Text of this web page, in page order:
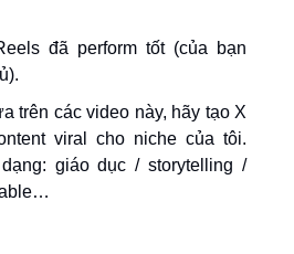
đã perform tốt (của bạn
trên các video này, hãy tạo X
viral cho niche của tôi.
giáo dục / storytelling /